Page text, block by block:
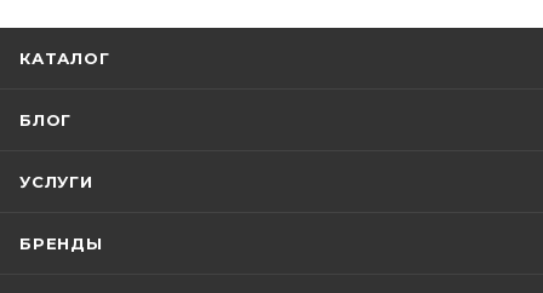
КАТАЛОГ
БЛОГ
УСЛУГИ
БРЕНДЫ